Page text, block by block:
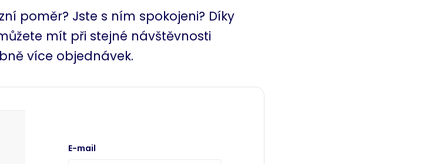
poměr? Jste s ním spokojeni? Díky
mít při stejné návštěvnosti
více objednávek.
E-mail